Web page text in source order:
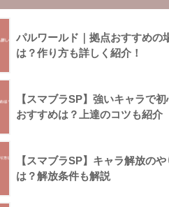
パルワールド｜拠点おすすめの
は？作り方も詳しく紹介！
【スマブラSP】強いキャラで
おすすめは？上達のコツも紹介
【スマブラSP】キャラ解放の
は？解放条件も解説